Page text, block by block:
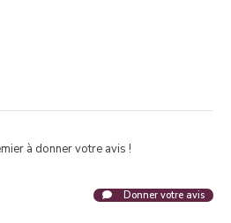
à donner votre avis !
Donner votre avis